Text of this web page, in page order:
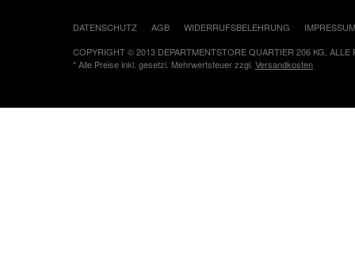
DATENSCHUTZ AGB WIDERRUFSBELEHRUNG
IMPRESSUM
COPYRIGHT © 2013 DEPARTMENTSTORE QUARTIER 206 KG, ALLE
* Alle Preise inkl. gesetzl. Mehrwertsteuer zzgl. Versandkosten